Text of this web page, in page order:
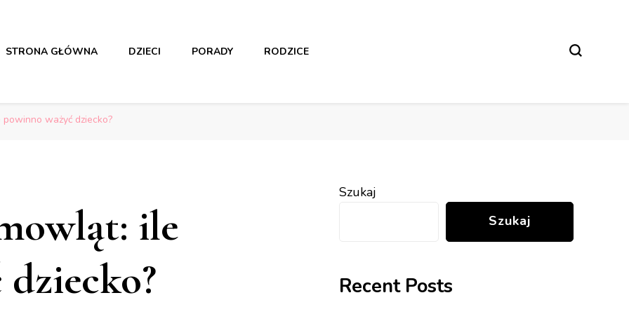
i rodzicach
i rodzicach
STRONA GŁÓWNA DZIECI PORADY RODZICE
ważyć dziecko?
ile
Szukaj
Szukaj
Recent Posts